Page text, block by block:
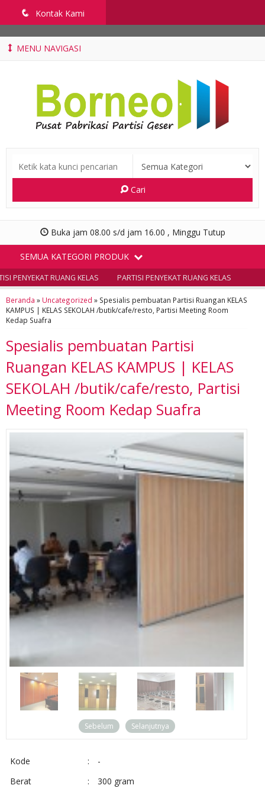
q Kontak Kami
MENU NAVIGASI
Cari
Buka jam 08.00 s/d jam 16.00 , Minggu Tutup
SEMUA KATEGORI PRODUK
PENYEKAT RUANG KELAS PARTISI PENYEKAT RUANG KELAS
Beranda » Uncategorized » Spesialis pembuatan Partisi Ruangan KELAS
KAMPUS | KELAS SEKOLAH /butik/cafe/resto, Partisi Meeting Room
Kedap Suafra
Spesialis pembuatan Partisi
Ruangan KELAS KAMPUS | KELAS
SEKOLAH /butik/cafe/resto, Partisi
Meeting Room Kedap Suafra
Sebelum Selanjutnya
Kode :
-
Berat
:
300 gram